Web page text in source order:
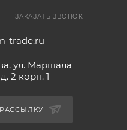
ЗАКАЗАТЬ ЗВОНОК
trade.ru
ул. Маршала
2 корп. 1